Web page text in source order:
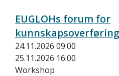
EUGLOHs forum for
kunnskapsoverføring
24.11.2026 09.00
25.11.2026 16.00
Workshop